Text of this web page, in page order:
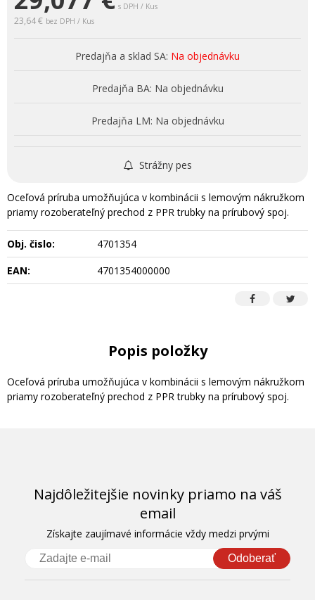
s DPH / Kus
23,64 € bez DPH / Kus
Predajňa a sklad SA: Na objednávku
Predajňa BA: Na objednávku
Predajňa LM: Na objednávku
Strážny pes
Oceľová príruba umožňujúca v kombinácii s lemovým nákružkom
priamy rozoberateľný prechod z PPR trubky na prírubový spoj.
Obj. čislo:
4701354
EAN:
4701354000000
Popis položky
Oceľová príruba umožňujúca v kombinácii s lemovým nákružkom
priamy rozoberateľný prechod z PPR trubky na prírubový spoj.
Najdôležitejšie novinky priamo na váš
email
Získajte zaujímavé informácie vždy medzi prvými
Odoberať